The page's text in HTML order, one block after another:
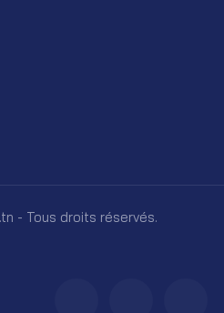
- Tous droits réservés.